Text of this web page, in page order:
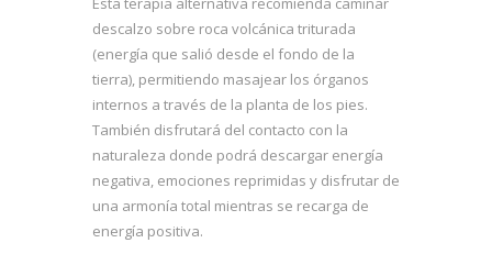
descalzo sobre roca volcánica triturada
(energía que salió desde el fondo de la
tierra), permitiendo masajear los órganos
internos a través de la planta de los pies.
También disfrutará del contacto con la
naturaleza donde podrá descargar energía
negativa, emociones reprimidas y disfrutar de
una armonía total mientras se recarga de
energía positiva.